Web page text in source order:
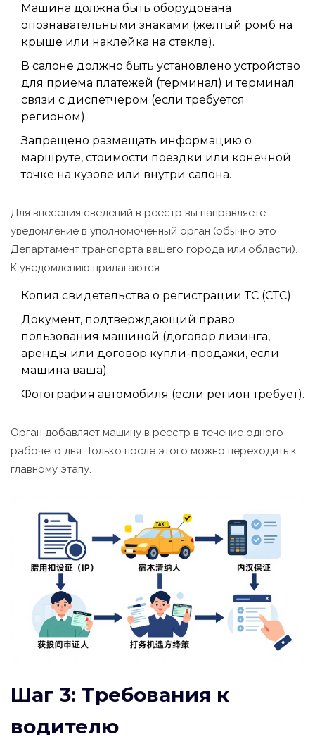
Машина должна быть оборудована
опознавательными знаками (желтый ромб на
крыше или наклейка на стекле).
В салоне должно быть установлено устройство
для приема платежей (терминал) и терминал
связи с диспетчером (если требуется
регионом).
Запрещено размещать информацию о
маршруте, стоимости поездки или конечной
точке на кузове или внутри салона.
Для внесения сведений в реестр вы направляете
уведомление в уполномоченный орган (обычно это
Департамент транспорта вашего города или области).
К уведомлению прилагаются:
Копия свидетельства о регистрации ТС (СТС).
Документ, подтверждающий право
пользования машиной (договор лизинга,
аренды или договор купли-продажи, если
машина ваша).
Фотография автомобиля (если регион требует).
Орган добавляет машину в реестр в течение одного
рабочего дня. Только после этого можно переходить к
главному этапу.
Шаг 3: Требования к
водителю